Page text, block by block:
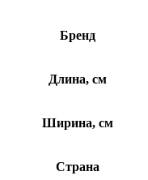
Бренд
Длина, см
Ширина, см
Страна